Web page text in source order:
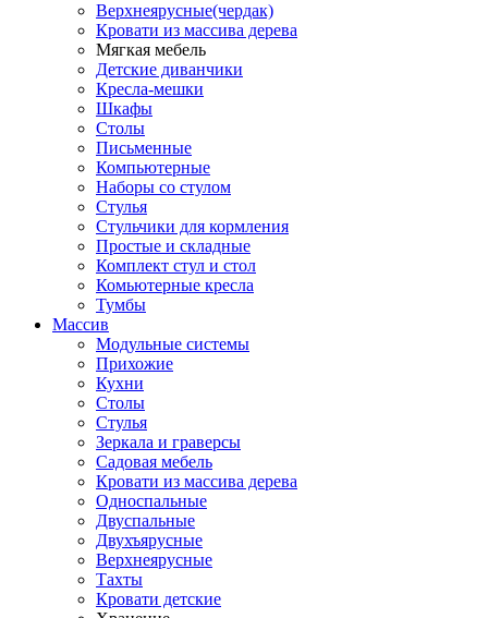
Верхнеярусные(чердак)
Кровати из массива дерева
Мягкая мебель
Детские диванчики
Кресла-мешки
Шкафы
Столы
Письменные
Компьютерные
Наборы со стулом
Стулья
Стульчики для кормления
Простые и складные
Комплект стул и стол
Комьютерные кресла
Тумбы
Массив
Модульные системы
Прихожие
Кухни
Столы
Стулья
Зеркала и граверсы
Садовая мебель
Кровати из массива дерева
Односпальные
Двуспальные
Двухъярусные
Верхнеярусные
Тахты
Кровати детские